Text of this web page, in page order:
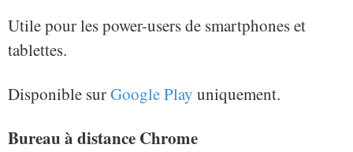
Utile pour les power-users de smartphones et
tablettes.
Disponible surGoogle Play uniquement.
Bureau à distance Chrome